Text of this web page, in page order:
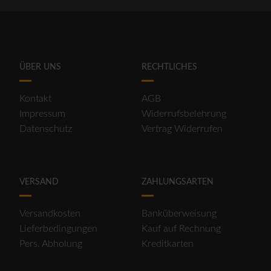
ÜBER UNS
Kontakt
Impressum
Datenschutz
RECHTLICHES
AGB
Widerrufsbelehrung
Vertrag Widerrufen
VERSAND
Versandkosten
Lieferbedingungen
Pers. Abholung
ZAHLUNGSARTEN
Banküberweisung
Kauf auf Rechnung
Kreditkarten